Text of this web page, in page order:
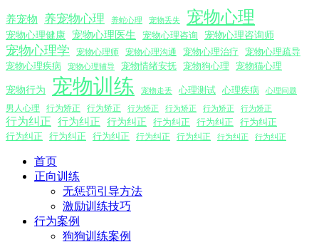
养宠物 养宠物心理 养蛇心理 宠物丢失 宠物心理
宠物心理健康 宠物心理医生 宠物心理咨询 宠物心理咨询师
宠物心理学 宠物心理师 宠物心理沟通 宠物心理治疗
宠物心理疏导
宠物心理疾病
宠物心理辅导 宠物情绪安抚 宠物狗心理 宠物猫心理
宠物行为 宠物训练 宠物走丢 心理测试 心理疾病 心理问题
男人心理 行为矫正 行为矫正 行为矫正 行为矫正 行为矫正 行为矫正
行为纠正 行为纠正 行为纠正 行为纠正 行为纠正
行为纠正
行为纠正
行为纠正 行为纠正 行为纠正 行为纠正 行为纠正 行为纠正
首页
正向训练
无惩罚引导方法
激励训练技巧
行为案例
狗狗训练案例